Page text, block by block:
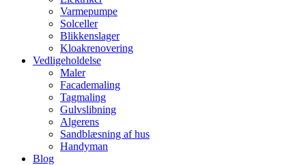
Varmepumpe
Solceller
Blikkenslager
Kloakrenovering
Vedligeholdelse
Maler
Facademaling
Tagmaling
Gulvslibning
Algerens
Sandblæsning af hus
Handyman
Blog